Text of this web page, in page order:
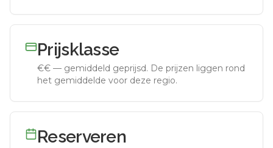
Prijsklasse
€€ — gemiddeld geprijsd. De prijzen liggen rond
het gemiddelde voor deze regio.
Reserveren